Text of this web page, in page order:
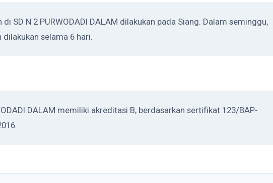
di SD N 2 PURWODADI DALAM dilakukan pada Siang. Dalam seminggu,
dilakukan selama 6 hari.
DALAM memiliki akreditasi B, berdasarkan sertifikat 123/BAP-